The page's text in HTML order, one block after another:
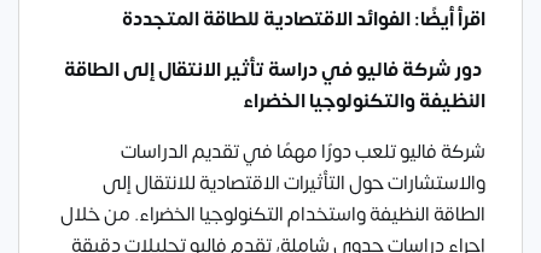
اقرأ أيضًا: الفوائد الاقتصادية للطاقة المتجددة
دور شركة فاليو في دراسة تأثير الانتقال إلى الطاقة
النظيفة والتكنولوجيا الخضراء
شركة فاليو تلعب دورًا مهمًا في تقديم الدراسات
والاستشارات حول التأثيرات الاقتصادية للانتقال إلى
الطاقة النظيفة واستخدام التكنولوجيا الخضراء. من خلال
إجراء دراسات جدوى شاملة، تقدم فاليو تحليلات دقيقة